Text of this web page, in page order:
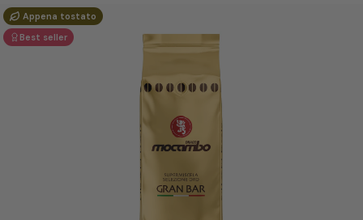
M
o
Vai
alle
Appena tostato
Best seller